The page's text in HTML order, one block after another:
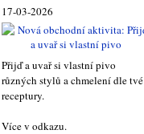
17-03-2026
Přijď a uvař si vlastní pivo
různých stylů a chmelení dle tvé
receptury.
Více v odkazu.